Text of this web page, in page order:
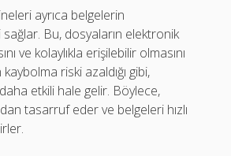
ayrıca belgelerin
Bu, dosyaların elektronik
ve kolaylıkla erişilebilir olmasını
riski azaldığı gibi,
etkili hale gelir. Böylece,
tasarruf eder ve belgeleri hızlı